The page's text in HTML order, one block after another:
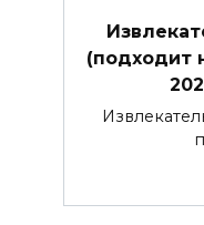
(подходит